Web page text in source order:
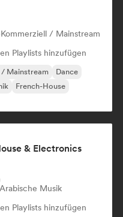
Kommerziell / Mainstream
Playlists hinzufügen
/ Mainstream
Dance
French-House
& Electronics
Arabische Musik
Playlists hinzufügen